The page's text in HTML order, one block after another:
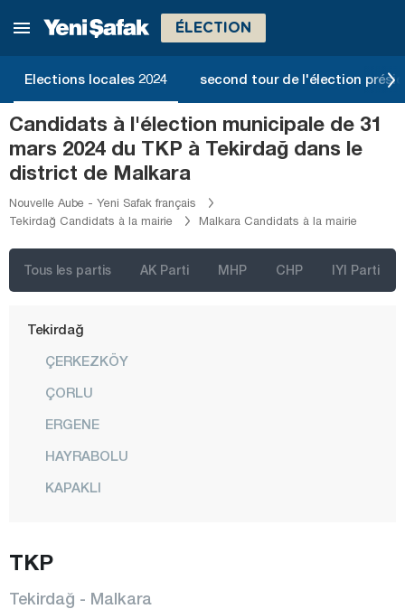
ÉLECTION
Elections locales 2024 second tour de l'élection
Candidats à l'élection municipale de 31
mars 2024 du TKP à Tekirdağ dans le
district de Malkara
Nouvelle Aube - Yeni Safak français
Tekirdağ Candidats à la mairie
Malkara Candidats à la mairie
Tous les partis AK Parti MHP CHP IYI Parti
Osmaniye
Sakarya
Samsun
Şanlıurfa
Siirt
Sinop
Sivas
Tekirdağ
ÇERKEZKÖY
ÇORLU
ERGENE
HAYRABOLU
KAPAKLI
MARMARAEREĞLİSİ
MURATLI
TKP
Tekirdağ - Malkara